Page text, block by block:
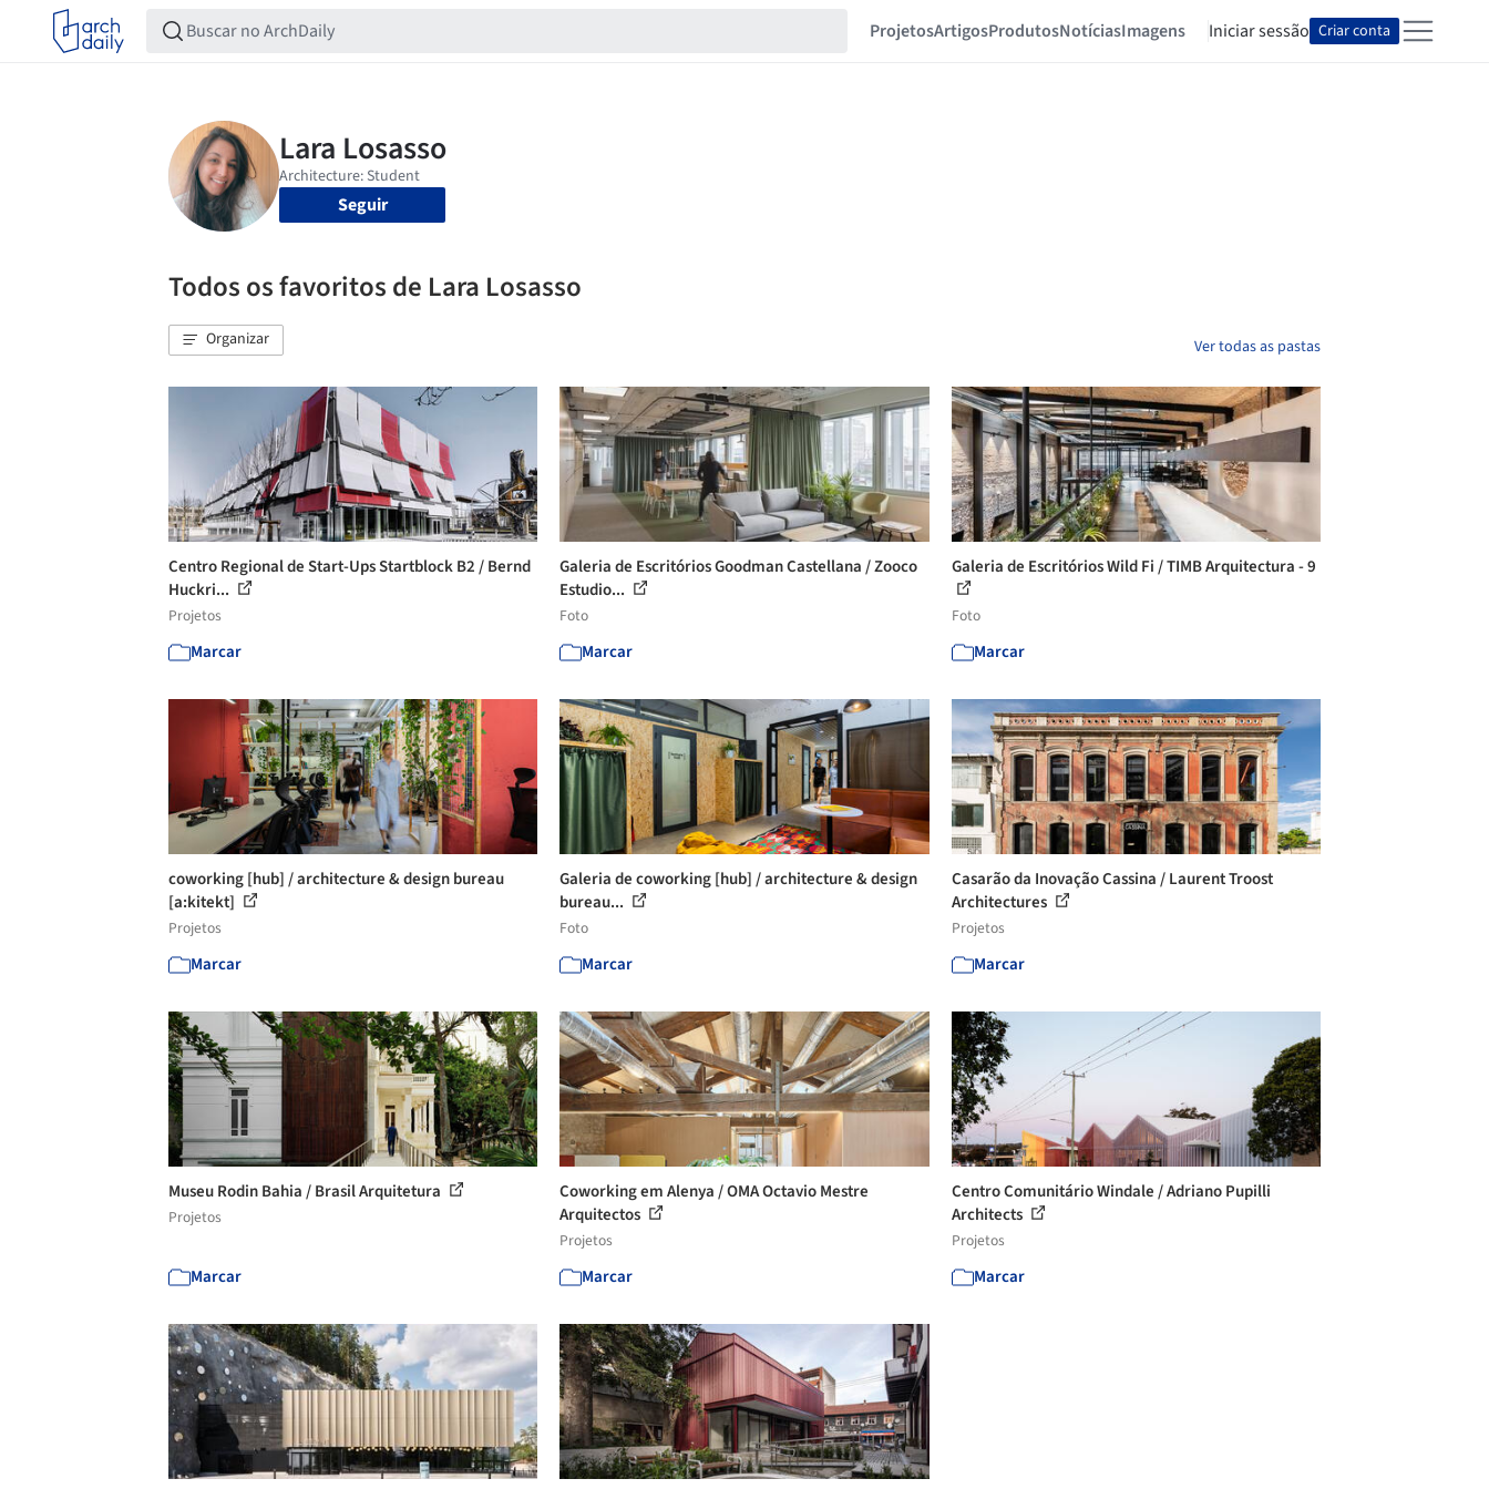
ProjetosArtigosProdutosNotíciasImagens Iniciar sessão Criar conta
Seguir
Todos os favoritos de Lara Losasso
Organizar Ver todas as pastas
Centro Regional de Start-Ups Startblock B2 / Bernd
Huckri...
Projetos
Marcar
Galeria de Escritórios Goodman Castellana / Zooco
Estudio...
Foto
Marcar
Galeria de Escritórios Wild Fi / TIMB Arquitectura - 9
Foto
Marcar
coworking [hub] / architecture & design bureau
[a:kitekt]
Projetos
Marcar
Galeria de coworking [hub] / architecture & design
bureau...
Foto
Marcar
Casarão da Inovação Cassina / Laurent Troost
Architectures
Projetos
Marcar
Museu Rodin Bahia / Brasil Arquitetura
Projetos
Marcar
Coworking em Alenya / OMA Octavio Mestre
Arquitectos
Projetos
Marcar
Centro Comunitário Windale / Adriano Pupilli
Architects
Projetos
Marcar